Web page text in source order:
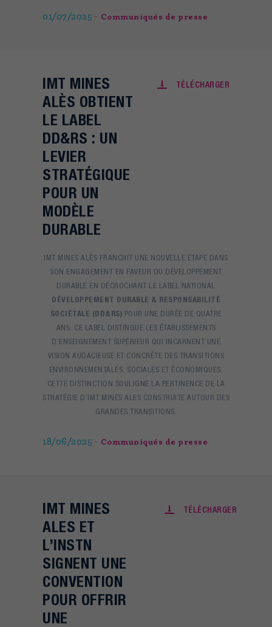
01/07/2025 Communiqués de presse
IMT MINES
ALÈS OBTIENT
LE LABEL
DD&RS : UN
LEVIER
STRATÉGIQUE
POUR UN
MODÈLE
DURABLE
TÉLÉCHARGER
IMT MINES ALÈS FRANCHIT UNE NOUVELLE ÉTAPE DANS
SON ENGAGEMENT EN FAVEUR DU DÉVELOPPEMENT
DURABLE EN DÉCROCHANT LE LABEL NATIONAL
DÉVELOPPEMENT DURABLE & RESPONSABILITÉ
SOCIÉTALE (DD&RS) POUR UNE DURÉE DE QUATRE
ANS. CE LABEL DISTINGUE LES ÉTABLISSEMENTS
D’ENSEIGNEMENT SUPÉRIEUR QUI INCARNENT UNE
VISION AUDACIEUSE ET CONCRÈTE DES TRANSITIONS
ENVIRONNEMENTALES, SOCIALES ET ÉCONOMIQUES.
CETTE DISTINCTION SOULIGNE LA PERTINENCE DE LA
STRATÉGIE D’IMT MINES ALES CONSTRUITE AUTOUR DES
GRANDES TRANSITIONS.
18/06/2025 Communiqués de presse
IMT MINES
ALES ET
L’INSTN
SIGNENT UNE
CONVENTION
POUR OFFRIR
UNE
TÉLÉCHARGER